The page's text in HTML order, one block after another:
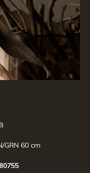
GRN 60 cm